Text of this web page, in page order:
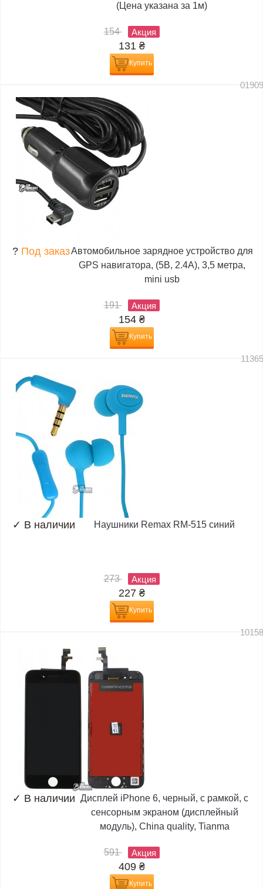
(Цена указана за 1м)
154 Акция
131 ₴
Купить
? Под заказАвтомобильное зарядное устройство для
GPS навигатора, (5В, 2.4А), 3,5 метра,
mini usb
191 Акция
154 ₴
Купить
✓ В наличии Наушники Remax RM-515 синий
273 Акция
227 ₴
Купить
✓ В наличии Дисплей iPhone 6, черный, с рамкой, с
сенсорным экраном (дисплейный
модуль), China quality, Tianma
591 Акция
409 ₴
Купить